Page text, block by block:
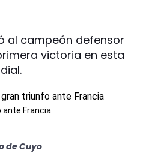
al campeón defensor
victoria en esta
Francia
de Cuyo